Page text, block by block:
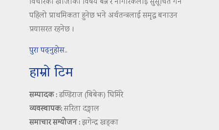
पहिलो प्राथमिकता हुनेछ भने अर्थतन्त्रलाई समृद्ध बनाउन
प्रयासरत रहनेछ ।
पुरा पढ्नुहोस..
हाम्रो टिम
सम्पादक :डण्डिराज (बिबेक) घिमिरे
व्यवस्थापक:सरिता दङ्गाल
समाचार सम्योजन :झगेन्द्र खड्का